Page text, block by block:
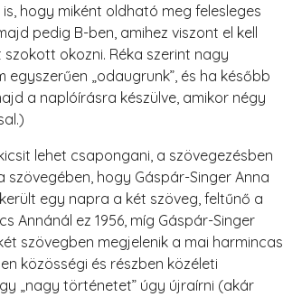
hogy miként oldható meg felesleges
pedig B-ben, amihez viszont el kell
okozni. Réka szerint nagy
„odaugrunk”, és ha később
a naplóírásra készülve, amikor négy
lehet csapongani, a szövegezésben
hogy Gáspár-Singer Anna
egy napra a két szöveg, feltűnő a
Annánál ez 1956, míg Gáspár-Singer
szövegben megjelenik a mai harmincas
közösségi és részben közéleti
„nagy történetet” úgy újraírni (akár